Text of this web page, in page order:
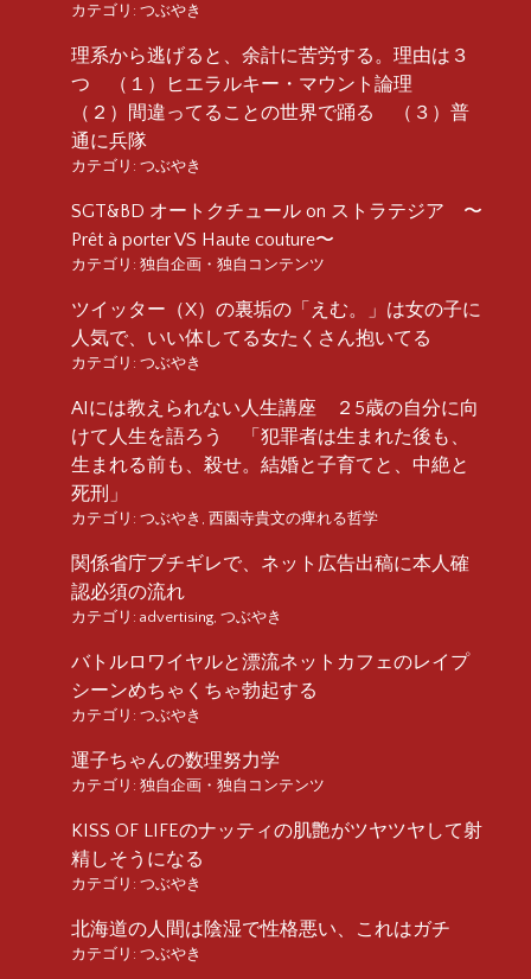
カテゴリ: つぶやき
理系から逃げると、余計に苦労する。理由は３
つ （１）ヒエラルキー・マウント論理
（２）間違ってることの世界で踊る （３）普
通に兵隊
カテゴリ: つぶやき
SGT&BD オートクチュール on ストラテジア 〜
Prêt à porter VS Haute couture〜
カテゴリ: 独自企画・独自コンテンツ
ツイッター（X）の裏垢の「えむ。」は女の子に
人気で、いい体してる女たくさん抱いてる
カテゴリ: つぶやき
AIには教えられない人生講座 ２5歳の自分に向
けて人生を語ろう 「犯罪者は生まれた後も、
生まれる前も、殺せ。結婚と子育てと、中絶と
死刑」
カテゴリ: つぶやき , 西園寺貴文の痺れる哲学
関係省庁ブチギレで、ネット広告出稿に本人確
認必須の流れ
カテゴリ: advertising, つぶやき
バトルロワイヤルと漂流ネットカフェのレイプ
シーンめちゃくちゃ勃起する
カテゴリ: つぶやき
運子ちゃんの数理努力学
カテゴリ: 独自企画・独自コンテンツ
KISS OF LIFEのナッティの肌艶がツヤツヤして射
精しそうになる
カテゴリ: つぶやき
北海道の人間は陰湿で性格悪い、これはガチ
カテゴリ: つぶやき